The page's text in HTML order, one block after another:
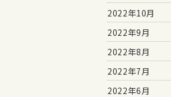
2022年10月
2022年9月
2022年8月
2022年7月
2022年6月